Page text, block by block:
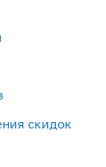
скидок